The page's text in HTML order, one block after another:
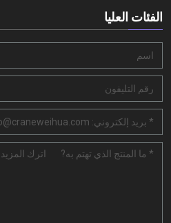
الفئات العليا